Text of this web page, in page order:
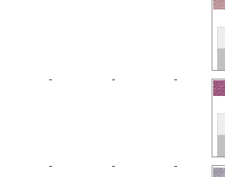
- - -
- - -